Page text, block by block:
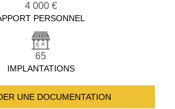
4 000 €
PERSONNEL
65
IMPLANTATIONS
UNE DOCUMENTATION